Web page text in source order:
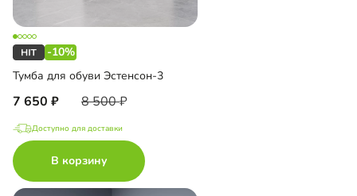
-10%
Тумба для обуви Эстенсон-3
7 650 8 500
Доступно для доставки
В корзину